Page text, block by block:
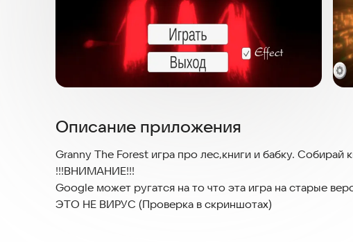
Описание приложения
Granny The Forest игра про лес,книги и бабку. Собирай
!!!ВНИМАНИЕ!!!
Google может ругатся на то что эта игра на старые
ЭТО НЕ ВИРУС (Проверка в скриншотах)